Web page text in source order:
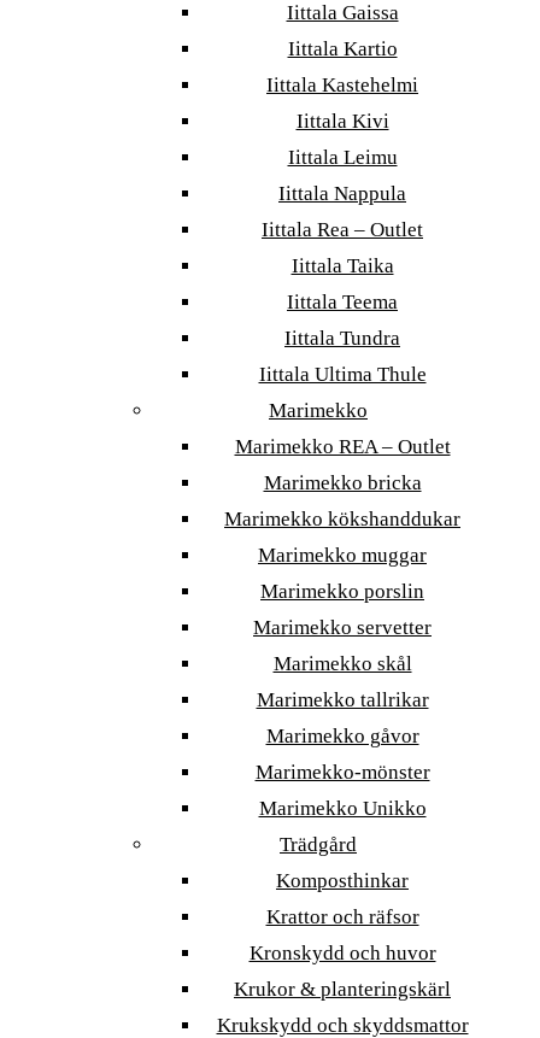
Iittala Gaissa
Iittala Kartio
Iittala Kastehelmi
Iittala Kivi
Iittala Leimu
Iittala Nappula
Iittala Rea – Outlet
Iittala Taika
Iittala Teema
Iittala Tundra
Iittala Ultima Thule
Marimekko
Marimekko REA – Outlet
Marimekko bricka
Marimekko kökshanddukar
Marimekko muggar
Marimekko porslin
Marimekko servetter
Marimekko skål
Marimekko tallrikar
Marimekko gåvor
Marimekko-mönster
Marimekko Unikko
Trädgård
Komposthinkar
Krattor och räfsor
Kronskydd och huvor
Krukor & planteringskärl
Krukskydd och skyddsmattor